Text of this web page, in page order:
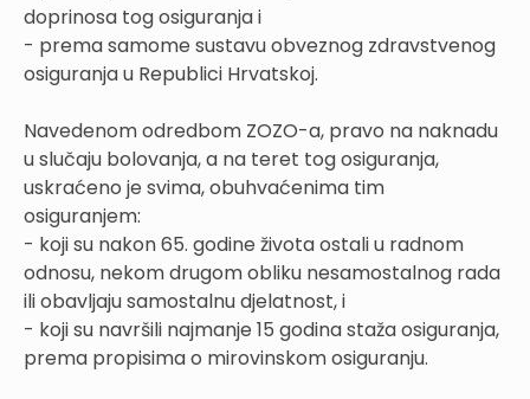
doprinosa tog osiguranja i
- prema samome sustavu obveznog zdravstvenog
osiguranja u Republici Hrvatskoj.
Navedenom odredbom ZOZO-a, pravo na naknadu
u slučaju bolovanja, a na teret tog osiguranja,
uskraćeno je svima, obuhvaćenima tim
osiguranjem:
- koji su nakon 65. godine života ostali u radnom
odnosu, nekom drugom obliku nesamostalnog rada
ili obavljaju samostalnu djelatnost, i
- koji su navršili najmanje 15 godina staža osiguranja,
prema propisima o mirovinskom osiguranju.